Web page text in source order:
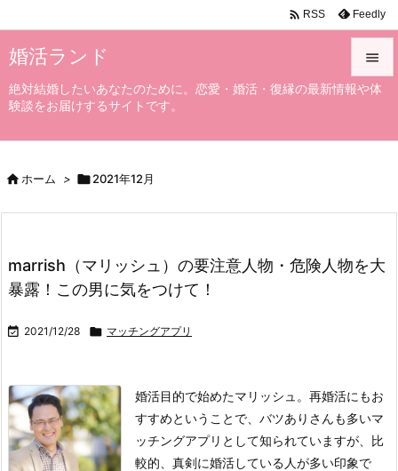
婚活ランド
絶対結婚したいあなたのために。恋愛・婚活・復縁の最新情報や体
験談をお届けするサイトです。




 RSS Feedly
ホーム > 2021年12月
marrish（マリッシュ）の要注意人物・危険人物を大
暴露！この男に気をつけて！
 2021/12/28  マッチングアプリ
婚活目的で始めたマリッシュ。再婚活にもお
すすめということで、バツありさんも多いマ
ッチングアプリとして知られていますが、比
較的、真剣に婚活している人が多い印象で